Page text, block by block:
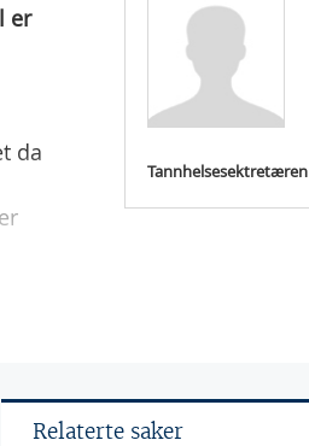
er
da
Tannhelsesektretæren
Relaterte saker